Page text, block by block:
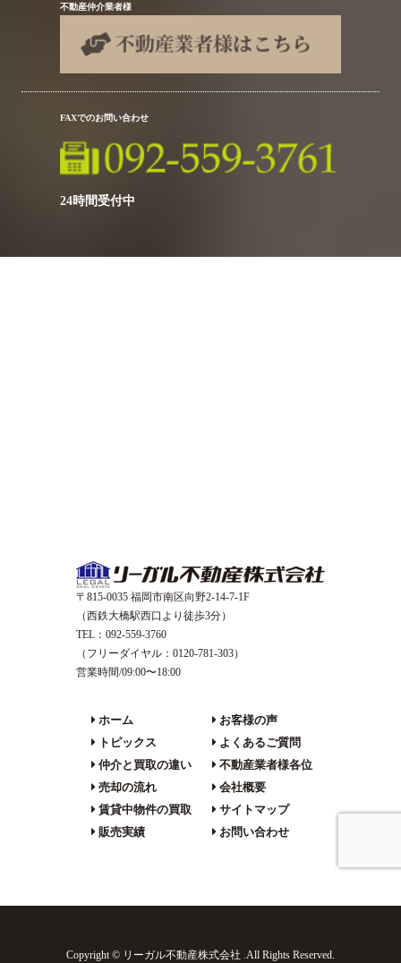
不動産仲介業者様
FAXでのお問い合わせ
24時間受付中
〒815-0035 福岡市南区向野2-14-7-1F
（西鉄大橋駅西口より徒歩3分）
TEL：092-559-3760
（フリーダイヤル：0120-781-303）
営業時間/09:00〜18:00
ホーム
トピックス
仲介と買取の違い
売却の流れ
賃貸中物件の買取
販売実績
お客様の声
よくあるご質問
不動産業者様各位
会社概要
サイトマップ
お問い合わせ
Copyright © リーガル不動産株式会社 .All Rights Reserved.